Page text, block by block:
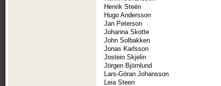
Henrik Steén
Hugo Andersson
Jan Peterson
Johanna Skotte
John Solbakken
Jonas Karlsson
Jostein Skjelin
Jörgen Björnlund
Lars-Göran Johansson
Leia Steen